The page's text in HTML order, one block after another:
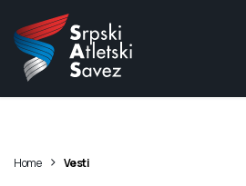
Home > Vesti